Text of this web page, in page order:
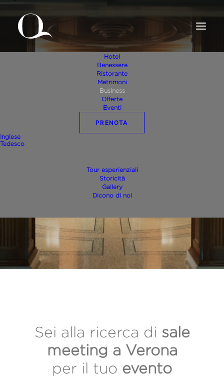
Hotel
Benessere
Ristorante
Matrimoni
Business
Offerte
Eventi
PRENOTA
Inglese
Tedesco
Tour esperienziali
Storicità
Gallery
Dicono di noi
Business
RICHIEDI PREVENTIVO
Sei alla ricerca di sale
meeting a Verona
per il tuo evento